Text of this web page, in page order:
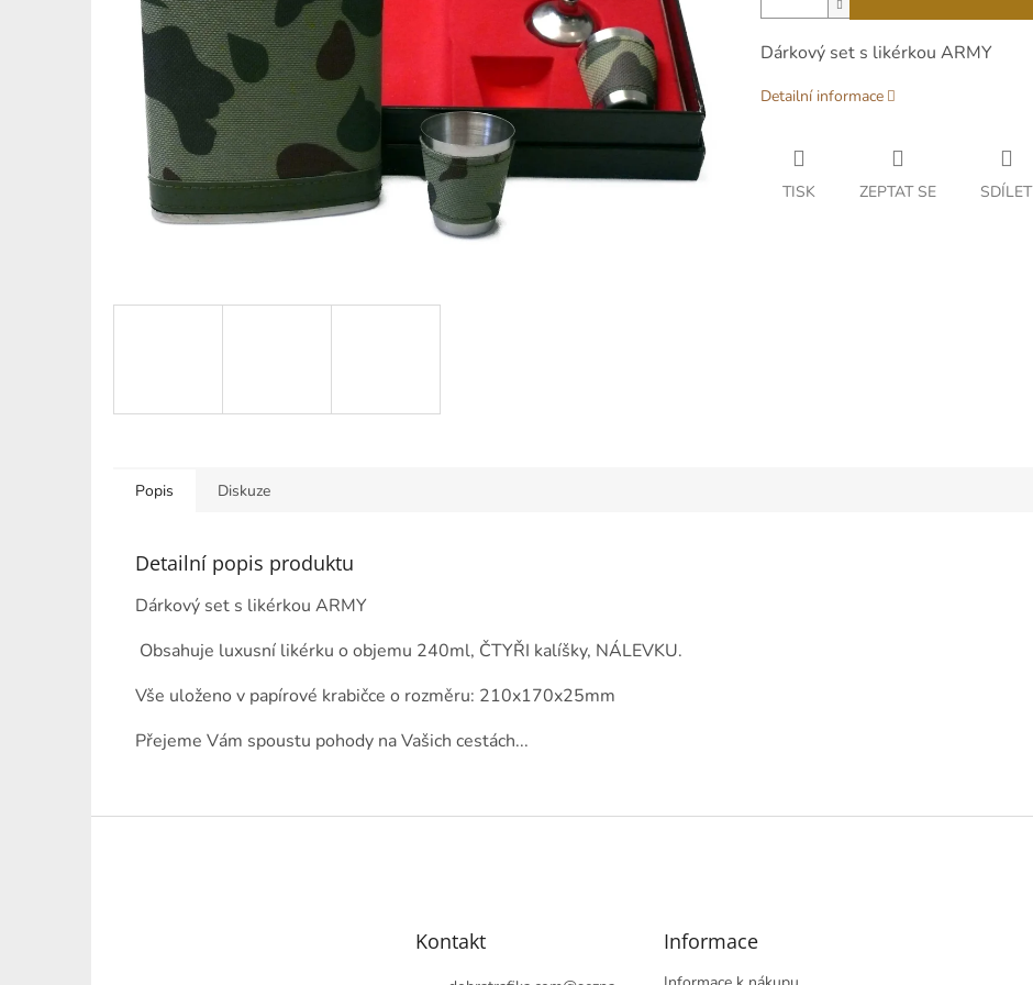
Dárkový set s likérkou ARMY
Detailní informace
TISK ZEPTAT SE SDÍLET
Popis Diskuze
Detailní popis produktu
Dárkový set s likérkou ARMY
Obsahuje luxusní likérku o objemu 240ml, ČTYŘI kalíšky, NÁLEVKU.
Vše uloženo v papírové krabičce o rozměru: 210x170x25mm
Přejeme Vám spoustu pohody na Vašich cestách...
Kontakt Informace